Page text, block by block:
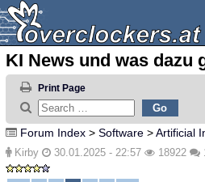
KI News und was dazu
Print Page
Forum Index > Software >Artificial
Kirby 30.01.2025 - 22:57 18922